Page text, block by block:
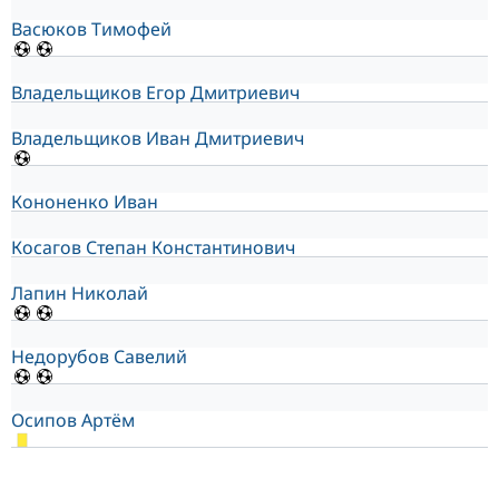
Васюков Тимофей
Владельщиков Егор Дмитриевич
Владельщиков Иван Дмитриевич
Кононенко Иван
Косагов Степан Константинович
Лапин Николай
Недорубов Савелий
Осипов Артём